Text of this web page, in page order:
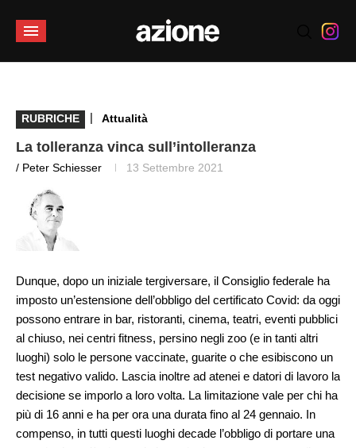
RUBRICHE | Attualità
La tolleranza vinca sull’intolleranza
/ Peter Schiesser 13 Settembre 2021
Dunque, dopo un iniziale tergiversare, il Consiglio federale ha
imposto un’estensione dell’obbligo del certificato Covid: da oggi
possono entrare in bar, ristoranti, cinema, teatri, eventi pubblici
al chiuso, nei centri fitness, persino negli zoo (e in tanti altri
luoghi) solo le persone vaccinate, guarite o che esibiscono un
test negativo valido. Lascia inoltre ad atenei e datori di lavoro la
decisione se imporlo a loro volta. La limitazione vale per chi ha
più di 16 anni e ha per ora una durata fino al 24 gennaio. In
compenso, in tutti questi luoghi decade l’obbligo di portare una